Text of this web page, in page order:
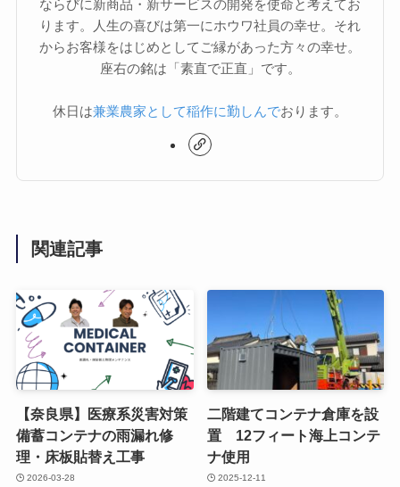
ならびに新商品・新サービスの開発を使命と考えてお
ります。人生の喜びは第一にホウワ社員の幸せ。それ
からお客様をはじめとしてご縁があった方々の幸せ。
座右の銘は「素直で正直」です。
休日は兼業農家として稲作に勤しんでおります。
関連記事
【奈良県】医療系災害対策
備蓄コンテナの雨漏れ修
理・床板貼替え工事
2026-03-28
二階建てコンテナ倉庫を設
置 12フィート海上コンテ
ナ使用
2025-12-11